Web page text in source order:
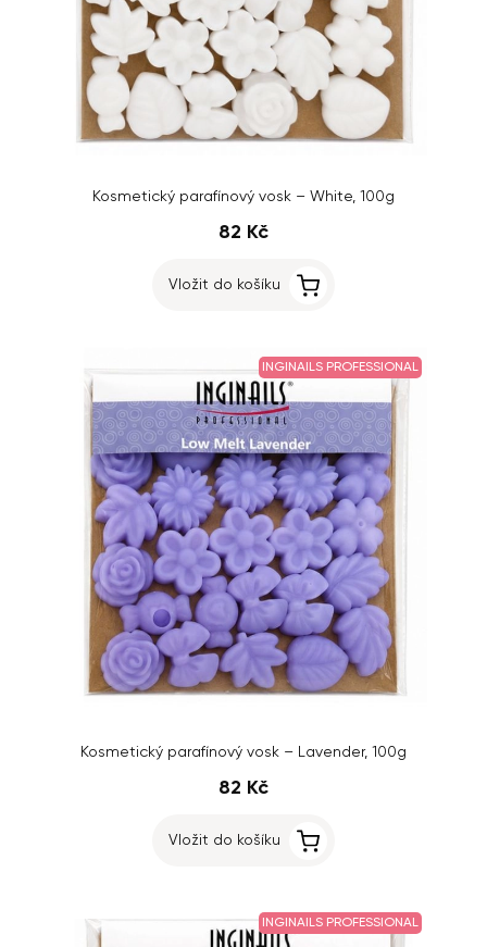
Kosmetický parafínový vosk – White, 100g
82 Kč
Vložit do košíku
INGINAILS PROFESSIONAL
Kosmetický parafínový vosk – Lavender, 100g
82 Kč
Vložit do košíku
INGINAILS PROFESSIONAL